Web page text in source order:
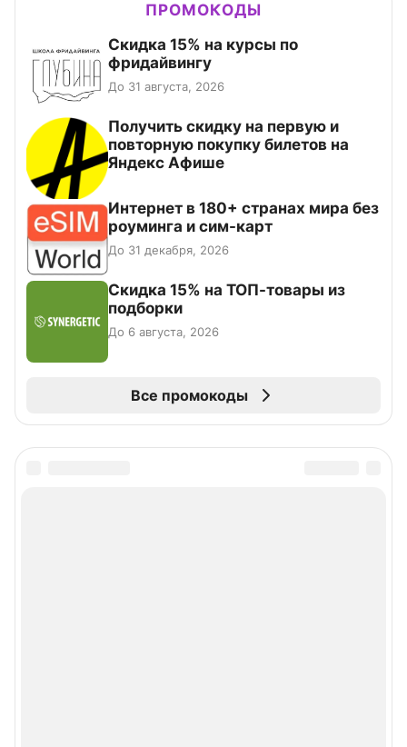
ПРОМОКОДЫ
Скидка 15% на курсы по
фридайвингу
До 31 августа, 2026
Получить скидку на первую и
повторную покупку билетов на
Яндекс Афише
Интернет в 180+ странах мира без
роуминга и сим-карт
До 31 декабря, 2026
Скидка 15% на ТОП-товары из
подборки
До 6 августа, 2026
Все промокоды